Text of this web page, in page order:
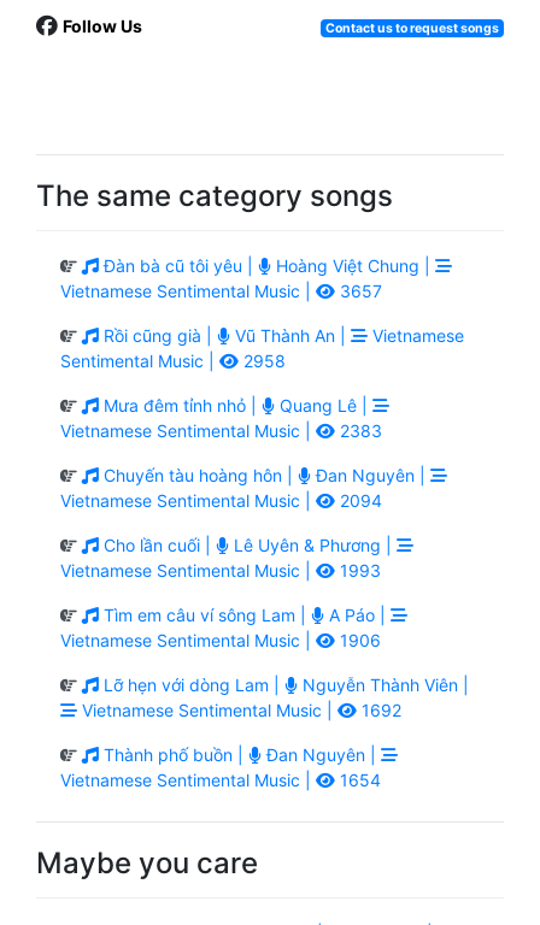
Follow Us Contact us to request songs
The same category songs
Đàn bà cũ tôi yêu |
Hoàng Việt Chung |
Vietnamese Sentimental Music |
3657
Rồi cũng già | Vũ Thành An |
Vietnamese
Sentimental Music |
2958
Mưa đêm tỉnh nhỏ |
Quang Lê |
Vietnamese Sentimental Music |
2383
Chuyến tàu hoàng hôn |
Đan Nguyên |
Vietnamese Sentimental Music |
2094
Cho lần cuối |
Lê Uyên & Phương |
Vietnamese Sentimental Music |
1993
Tìm em câu ví sông Lam |
A Páo |
Vietnamese Sentimental Music |
1906
Lỡ hẹn với dòng Lam |
Nguyễn Thành Viên |
Vietnamese Sentimental Music |
1692
Thành phố buồn |
Đan Nguyên |
Vietnamese Sentimental Music |
1654
Maybe you care